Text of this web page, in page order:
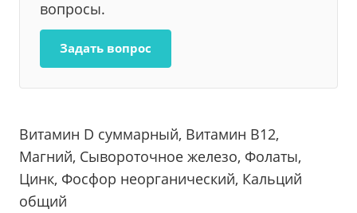
вопросы.
Задать вопрос
Витамин D суммарный, Витамин В12,
Магний, Сывороточное железо, Фолаты,
Цинк, Фосфор неорганический, Кальций
общий